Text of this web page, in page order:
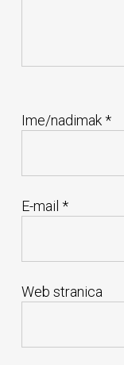
Ime/nadimak*
E-mail *
Web stranica